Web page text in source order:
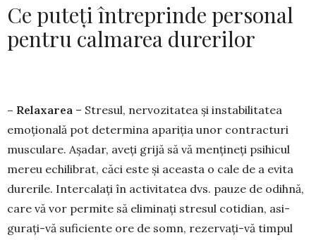
Ce puteți întreprinde personal
pentru calmarea durerilor
– Relaxarea – Stresul, nervozitatea și in­sta­bilitatea
emoțională pot determina apariția unor contracturi
musculare. Așadar, aveți grijă să vă mențineți psihicul
mereu echilibrat, căci este și aceasta o cale de a evita
durerile. Inter­calați în activitatea dvs. pauze de odihnă,
care vă vor permite să eliminați stresul cotidian, asi­
gurați-vă suficiente ore de somn, rezervați-vă timpul